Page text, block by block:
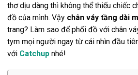
thơ dịu dàng thì không thể thiếu chiếc
đồ của mình. Vậy chân váy tầng dài
trang? Làm sao để phối đồ với chân
tym mọi người ngay từ cái nhìn đầu
với Catchup nhé!